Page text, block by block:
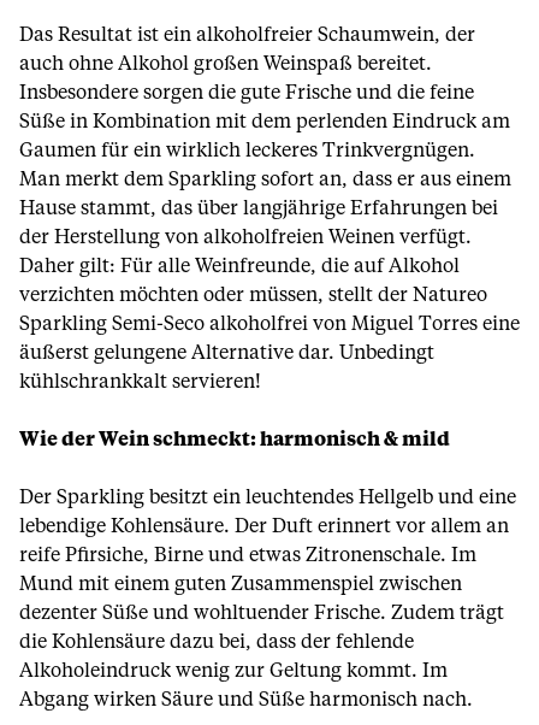
Das Resultat ist ein alkoholfreier Schaumwein, der
auch ohne Alkohol großen Weinspaß bereitet.
Insbesondere sorgen die gute Frische und die feine
Süße in Kombination mit dem perlenden Eindruck am
Gaumen für ein wirklich leckeres Trinkvergnügen.
Man merkt dem Sparkling sofort an, dass er aus einem
Hause stammt, das über langjährige Erfahrungen bei
der Herstellung von alkoholfreien Weinen verfügt.
Daher gilt: Für alle Weinfreunde, die auf Alkohol
verzichten möchten oder müssen, stellt der Natureo
Sparkling Semi-Seco alkoholfrei von Miguel Torres eine
äußerst gelungene Alternative dar. Unbedingt
kühlschrankkalt servieren!
Wie der Wein schmeckt: harmonisch & mild
Der Sparkling besitzt ein leuchtendes Hellgelb und eine
lebendige Kohlensäure. Der Duft erinnert vor allem an
reife Pfirsiche, Birne und etwas Zitronenschale. Im
Mund mit einem guten Zusammenspiel zwischen
dezenter Süße und wohltuender Frische. Zudem trägt
die Kohlensäure dazu bei, dass der fehlende
Alkoholeindruck wenig zur Geltung kommt. Im
Abgang wirken Säure und Süße harmonisch nach.